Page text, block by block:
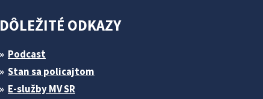
DÔLEŽITÉ ODKAZY
Podcast
Stan sa policajtom
E-služby MV SR